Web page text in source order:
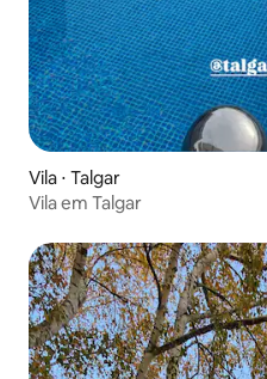
Vila ⋅ Talgar
Vila em Talgar